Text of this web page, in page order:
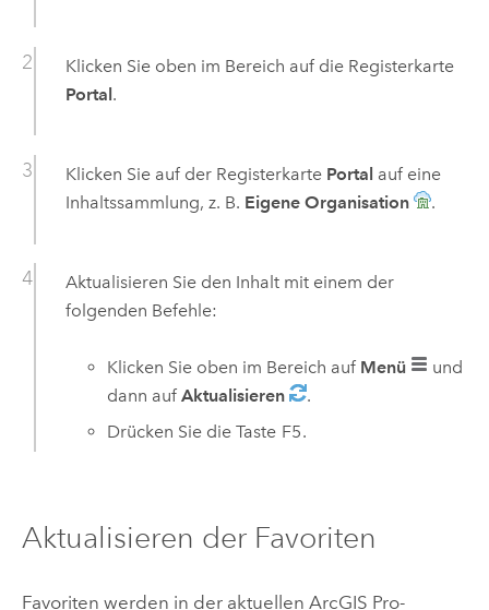
Klicken Sie oben im Bereich auf die Registerkarte
Portal.
Klicken Sie auf der Registerkarte Portal auf eine
Inhaltssammlung, z. B. Eigene Organisation .
Aktualisieren Sie den Inhalt mit einem der
folgenden Befehle:
Klicken Sie oben im Bereich auf Menü
und
dann aufAktualisieren
.
Drücken Sie die Taste F5.
Aktualisieren der Favoriten
Favoriten werden in der aktuellen ArcGIS Pro-